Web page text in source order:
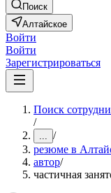
Поиск
Алтайское
Войти
Войти
Зарегистрироваться
Поиск
/
... /
резюме в
автор/
частичная